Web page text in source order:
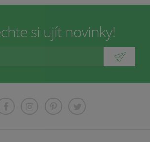
si ujít novinky!